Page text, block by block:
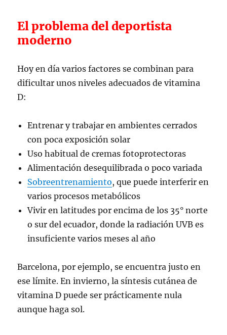
El problema del deportista
moderno
Hoy en día varios factores se combinan para
dificultar unos niveles adecuados de vitamina
D:
Entrenar y trabajar en ambientes cerrados
con poca exposición solar
Uso habitual de cremas fotoprotectoras
Alimentación desequilibrada o poco variada
Sobreentrenamiento, que puede interferir en
varios procesos metabólicos
Vivir en latitudes por encima de los 35° norte
o sur del ecuador, donde la radiación UVB es
insuficiente varios meses al año
Barcelona, por ejemplo, se encuentra justo en
ese límite. En invierno, la síntesis cutánea de
vitamina D puede ser prácticamente nula
aunque haga sol.